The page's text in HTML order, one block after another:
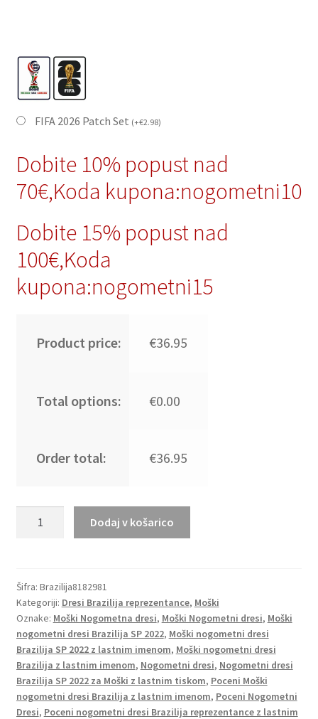
FIFA 2026 Patch Set (+€2.98)
Dobite 10% popust nad
70€,Koda kupona:nogometni10
Dobite 15% popust nad
100€,Koda
kupona:nogometni15
Product price: €36.95
Total options: €0.00
Order total: €36.95
Gostujoči
SP
2022
Kratek
Rokav
PELE
10
količina
Dodaj v košarico
Šifra: Brazilija8182981
Kategoriji: Dresi Brazilija reprezentance, Moški
Oznake: Moški Nogometna dresi, Moški Nogometni dresi, Moški
nogometni dresi Brazilija SP 2022, Moški nogometni dresi
Brazilija SP 2022 z lastnim imenom, Moški nogometni dresi
Brazilija z lastnim imenom, Nogometni dresi, Nogometni dresi
Brazilija SP 2022 za Moški z lastnim tiskom, Poceni Moški
nogometni dresi Brazilija z lastnim imenom, Poceni Nogometni
Dresi, Poceni nogometni dresi Brazilija reprezentance z lastnim